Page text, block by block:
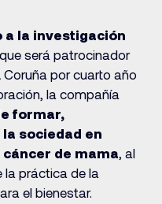
a la investigación
será patrocinador
Coruña por cuarto año
la compañía
formar,
sociedad en
de mama, al
la práctica de la
el bienestar.